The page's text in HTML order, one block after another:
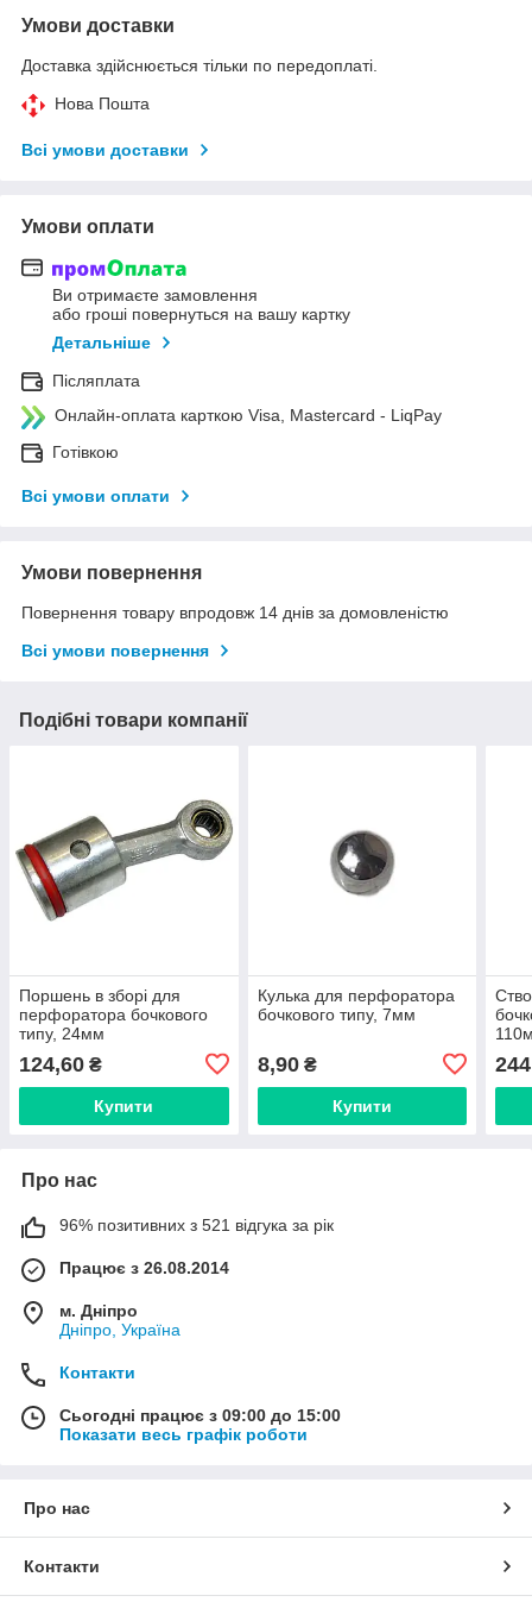
Умови доставки
Доставка здійснюється тільки по передоплаті.
Нова Пошта
Всі умови доставки
Умови оплати
Ви отримаєте замовлення
або гроші повернуться на вашу картку
Детальніше
Післяплата
Онлайн-оплата карткою Visa, Mastercard - LiqPay
Готівкою
Всі умови оплати
Умови повернення
Повернення товару впродовж 14 днів за домовленістю
Всі умови повернення
Подібні товари компанії
Поршень в зборі для
перфоратора бочкового
типу, 24мм
124,60 ₴
Купити
Кулька для перфоратора
бочкового типу, 7мм
8,90₴
Купити
Про нас
96% позитивних з 521 відгука за рік
Працює з 26.08.2014
м. Дніпро
Дніпро, Україна
Контакти
Сьогодні працює з 09:00 до 15:00
Показати весь графік роботи
Про нас
Контакти